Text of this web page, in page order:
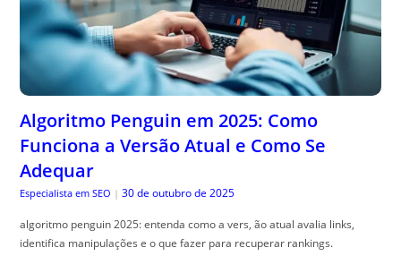
Algoritmo Penguin em 2025: Como
Funciona a Versão Atual e Como Se
Adequar
Especialista em SEO | 30 de outubro de 2025
algoritmo penguin 2025: entenda como a vers, ão atual avalia links,
identifica manipulações e o que fazer para recuperar rankings.